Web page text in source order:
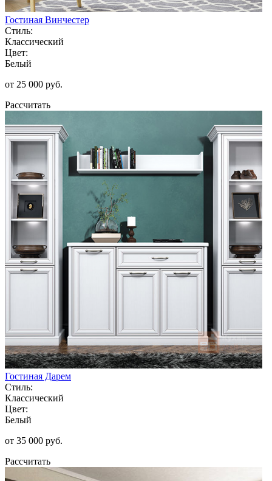
Гостиная Винчестер
Стиль:
Классический
Цвет:
Белый
от 25 000 руб.
Рассчитать
Гостиная Дарем
Стиль:
Классический
Цвет:
Белый
от 35 000 руб.
Рассчитать